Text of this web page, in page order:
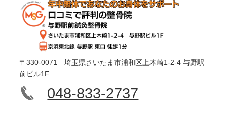
〒330-0071 埼玉県さいたま市浦和区上木崎1-2-4 与野駅
前ビル1F
048-833-2737